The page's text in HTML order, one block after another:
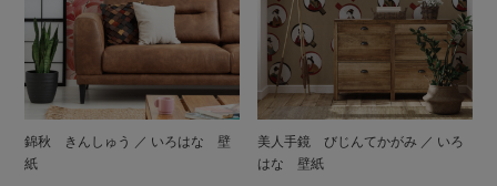
錦秋 きんしゅう ／ いろはな 壁
紙
美人手鏡 びじんてかがみ ／ いろ
はな 壁紙